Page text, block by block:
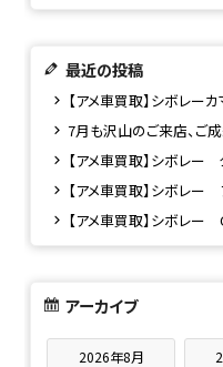
最近の投稿
【アメ車買取】シボレー
7月も沢山のご来店、ご成
【アメ車買取】シボレ
【アメ車買取】シボレー
【アメ車買取】シボレ
アーカイブ
2026年8月